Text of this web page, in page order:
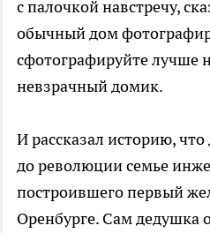
с палочкой навстречу,
обычный дом
сфотографируйте лучше
невзрачный домик.
И рассказал историю,
до революции семье
построившего первый
Оренбурге. Сам дедушка